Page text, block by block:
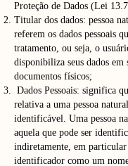
Proteção de Dados (Lei
Titular dos dados: pessoa
referem os dados pessoais
tratamento, ou seja, o
disponibiliza seus dados
documentos físicos;
Dados Pessoais: significa
relativa a uma pessoa
identificável. Uma pessoa
aquela que pode ser
indiretamente, em
identificador como um